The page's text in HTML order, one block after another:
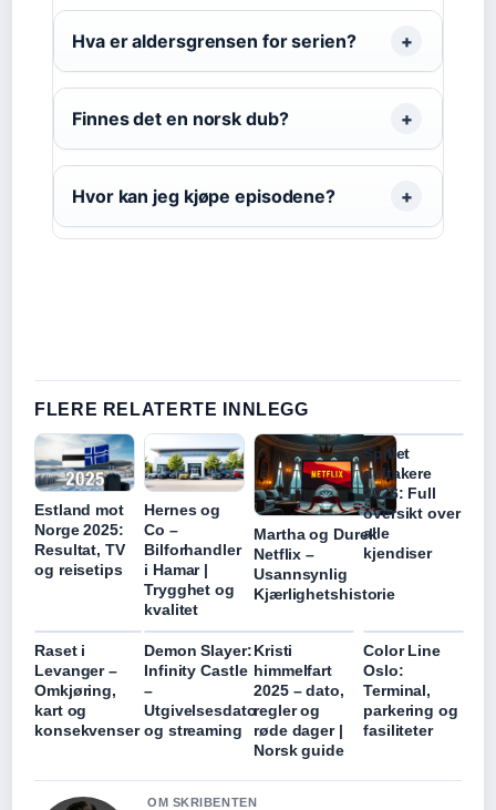
Hva er aldersgrensen for serien?
Finnes det en norsk dub?
Hvor kan jeg kjøpe episodene?
FLERE RELATERTE INNLEGG
Estland mot
Norge 2025:
Resultat, TV
og reisetips
Hernes og
Co –
Bilforhandler
i Hamar |
Trygghet og
kvalitet
Martha og Durek
Netflix –
Usannsynlig
Kjærlighetshistorie
Spillet
deltakere
2026: Full
oversikt over
alle
kjendiser
Raset i
Levanger –
Omkjøring,
kart og
konsekvenser
Demon Slayer:
Infinity Castle
–
Utgivelsesdato
og streaming
Kristi
himmelfart
2025 – dato,
regler og
røde dager |
Norsk guide
Color Line
Oslo:
Terminal,
parkering og
fasiliteter
OM SKRIBENTEN